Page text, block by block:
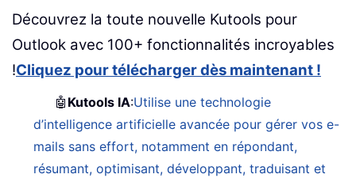
Découvrez la toute nouvelle Kutools pour
Outlook avec 100+ fonctionnalités incroyables
!Cliquez pour télécharger dès maintenant !
🤖 Kutools IA:Utilise une technologie
d’intelligence artificielle avancée pour gérer vos e-
mails sans effort, notamment en répondant,
résumant, optimisant, développant, traduisant et